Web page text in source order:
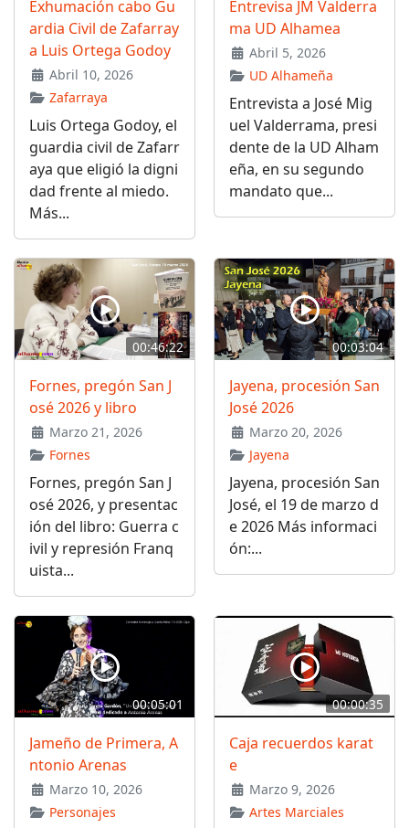
Exhumación cabo Gu
ardia Civil de Zafarray
a Luis Ortega Godoy
Abril 10, 2026
Zafarraya
Luis Ortega Godoy, el
guardia civil de Zafarr
aya que eligió la digni
dad frente al miedo.
Más...
Entrevisa JM Valderra
ma UD Alhamea
Abril 5, 2026
UD Alhameña
Entrevista a José Mig
uel Valderrama, presi
dente de la UD Alham
eña, en su segundo
mandato que...
00:46:22
Fornes, pregón San J
osé 2026 y libro
Marzo 21, 2026
Fornes
Fornes, pregón San J
osé 2026, y presentac
ión del libro: Guerra c
ivil y represión Franq
uista...
00:03:04
Jayena, procesión San
José 2026
Marzo 20, 2026
Jayena
Jayena, procesión San
José, el 19 de marzo d
e 2026 Más informaci
ón:...
00:05:01
Jameño de Primera, A
ntonio Arenas
Marzo 10, 2026
Personajes
00:00:35
Caja recuerdos karat
e
Marzo 9, 2026
Artes Marciales